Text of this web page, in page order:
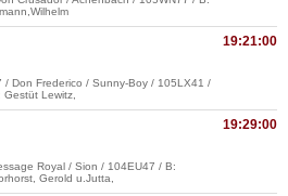
19:21:00
/ Don Frederico / Sunny-Boy / 105LX41 /
Lewitz,
19:29:00
Royal / Sion / 104EU47 / B:
Gerold u.Jutta,